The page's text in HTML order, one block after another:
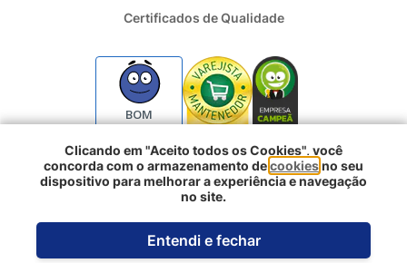
Certificados de Qualidade
BOM
2024 - Todos os direitos reservados | REFRIGERACAO DUFRIO
COMERCIO E IMPORTACAO S.A. | CNPJ : 01.754.239/0001-10 |
Porto Alegre RS - CEP: 90230-011
Clicando em "Aceito todos os Cookies", você
concorda com o armazenamento decookiesno seu
dispositivo para melhorar a experiência e navegação
no site.
Entendi e fechar